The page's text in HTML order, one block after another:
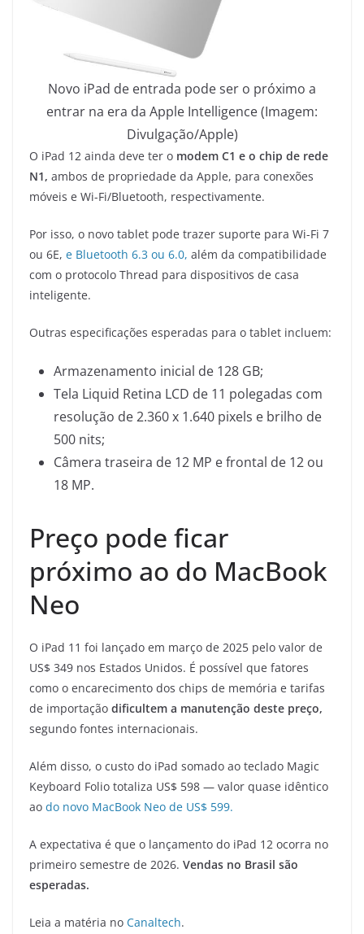
Novo iPad de entrada pode ser o próximo a
entrar na era da Apple Intelligence (Imagem:
Divulgação/Apple)
O iPad 12 ainda deve ter o modem C1 e o chip de rede
N1, ambos de propriedade da Apple, para conexões
móveis e Wi-Fi/Bluetooth, respectivamente.
Por isso, o novo tablet pode trazer suporte para Wi-Fi 7
ou 6E, e Bluetooth 6.3 ou 6.0, além da compatibilidade
com o protocolo Thread para dispositivos de casa
inteligente.
Outras especificações esperadas para o tablet incluem:
Armazenamento inicial de 128 GB;
Tela Liquid Retina LCD de 11 polegadas com
resolução de 2.360 x 1.640 pixels e brilho de
500 nits;
Câmera traseira de 12 MP e frontal de 12 ou
18 MP.
Preço pode ficar
próximo ao do MacBook
Neo
O iPad 11 foi lançado em março de 2025 pelo valor de
US$ 349 nos Estados Unidos. É possível que fatores
como o encarecimento dos chips de memória e tarifas
de importação dificultem a manutenção deste preço,
segundo fontes internacionais.
Além disso, o custo do iPad somado ao teclado Magic
Keyboard Folio totaliza US$ 598 — valor quase idêntico
ao do novo MacBook Neo de US$ 599.
A expectativa é que o lançamento do iPad 12 ocorra no
primeiro semestre de 2026. Vendas no Brasil são
esperadas.
Leia a matéria no Canaltech.